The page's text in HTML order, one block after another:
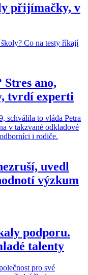
přijímačky, v
ano,
tvrdí experti
uvedl
výzkum
podporu.
talenty